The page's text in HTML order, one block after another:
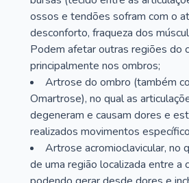
ossos e tendões sofram com o
desconforto, fraqueza dos
Podem afetar outras regiões do
principalmente nos ombros;
Artrose do ombro (também
Omartrose), no qual as
degeneram e causam dores e
realizados movimentos
Artrose acromioclavicular, no
de uma região localizada entre a